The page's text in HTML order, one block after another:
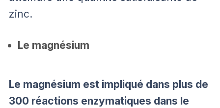
zinc.
Le magnésium
Le magnésium est impliqué dans plus de
300 réactions enzymatiques dans le